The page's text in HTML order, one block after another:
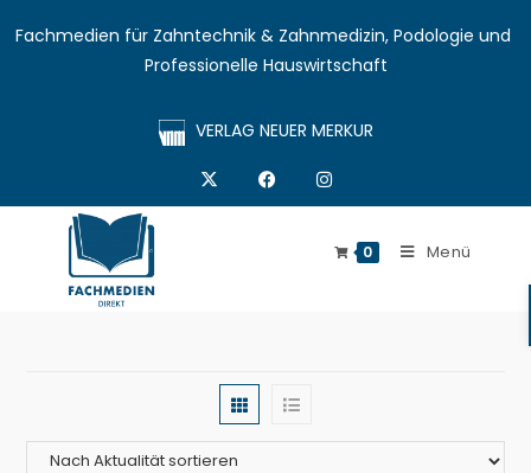
Fachmedien für Zahntechnik & Zahnmedizin, Podologie und
Professionelle Hauswirtschaft
VERLAG NEUER MERKUR
0 Menü